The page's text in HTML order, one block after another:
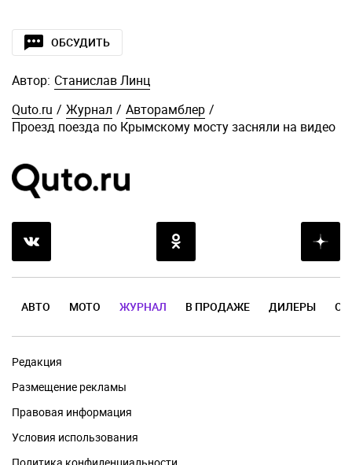
ОБСУДИТЬ
Автор: Станислав Линц
Quto.ru / Журнал / Авторамблер /
Проезд поезда по Крымскому мосту засняли на видео
АВТО МОТО ЖУРНАЛ В ПРОДАЖЕ ДИЛЕРЫ
Редакция
Размещение рекламы
Правовая информация
Условия использования